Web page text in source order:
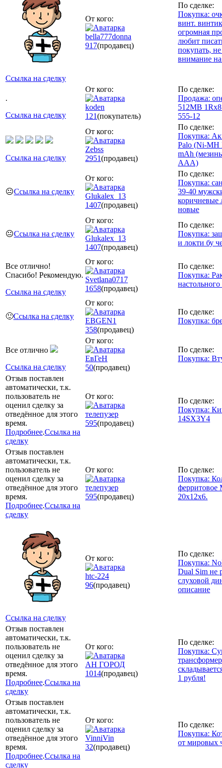
Ссылка на сделку
От кого:
bella777donna
917(продавец)
По сделке:
Покупка:
винт.
огромная
любит
покупать,
внимание
.
Ссылка на сделку
От кого:
koden
121(покупатель)
По сделке:
Продажа:
512MB
555-12
Ссылка на сделку
От кого:
Zebss
2951(продавец)
По сделке:
Покупка:
Palo (Ni-MH
mAh
ААА)
😐Ссылка на сделку
От кого:
Glukalex_13
1407(продавец)
По сделке:
Покупка:
39-40
коричневые
новые
😐Ссылка на сделку
От кого:
Glukalex_13
1407(продавец)
По сделке:
Покупка:
и локти бу
Все отлично!
Спасибо! Рекомендую.
Ссылка на сделку
От кого:
Svetlana0717
1658(продавец)
По сделке:
Покупка:
🙂Ссылка на сделку
От кого:
EBGEN1
358(продавец)
По сделке:
Покупка:
Все отлично
Ссылка на сделку
От кого:
ЕвГеH
50(продавец)
По сделке:
Покупка:
Отзыв поставлен
автоматически, т.к.
пользователь не
оценил сделку за
отведённое для этого
время.
Подробнее.Ссылка на
сделку
От кого:
телепузер
595(продавец)
По сделке:
Покупка:
14SX3Y4
Отзыв поставлен
автоматически, т.к.
пользователь не
оценил сделку за
отведённое для этого
время.
Подробнее.Ссылка на
сделку
От кого:
телепузер
595(продавец)
По сделке:
Покупка:
20х12х6.
Ссылка на сделку
От кого:
htc-224
96(продавец)
По сделке:
Покупка:
Dual Sim не
слуховой
описание
Отзыв поставлен
автоматически, т.к.
пользователь не
оценил сделку за
отведённое для этого
время.
Подробнее.Ссылка на
сделку
От кого:
АН ГОРОД
1014(продавец)
По сделке:
Покупка:
1 рубля!
Отзыв поставлен
автоматически, т.к.
пользователь не
оценил сделку за
отведённое для этого
время.
Подробнее.Ссылка на
сделку
От кого:
VinniVin
32(продавец)
По сделке:
Покупка:
от мировых